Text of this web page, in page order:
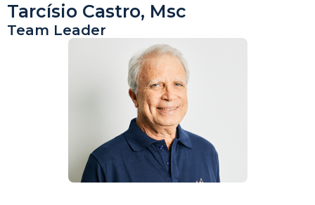
Tarcísio Castro, Msc
Team Leader